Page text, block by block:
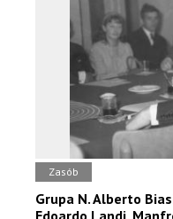
Zasób
Grupa N. Alberto
Edoardo Landi,